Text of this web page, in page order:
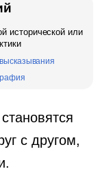
исторической или
с другом,